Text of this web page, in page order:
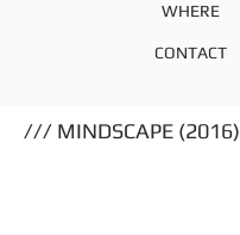
WHERE
CONTACT
/// MINDSCAPE (2016)